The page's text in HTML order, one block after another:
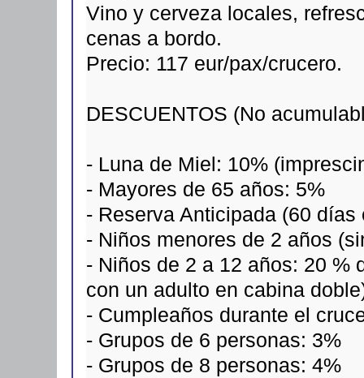
Vino y cerveza locales,
cenas a bordo.
Precio: 117 eur/pax/crucero.
DESCUENTOS (No
- Luna de Miel: 10%
- Mayores de 65 años: 5%
- Reserva Anticipada (60
- Niños menores de 2 años
- Niños de 2 a 12 años: 20 %
con un adulto en cabina
- Cumpleaños durante el
- Grupos de 6 personas: 3%
- Grupos de 8 personas: 4%